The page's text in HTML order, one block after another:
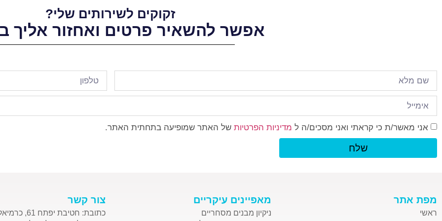
זקוקים לשירותים שלי?
אפשר להשאיר פרטים ואחזור אליך
אני מאשר/ת כי קראתי ואני מסכים/ה ל מדיניות הפרטיות של האתר שמופיעה בתחתית האתר.
שלח
מפת אתר
ראשי
מאפיינים עיקריים
ניקיון מבנים מסחריים
צור קשר
כתובת: חטיבת יפתח 61, כרמיאל